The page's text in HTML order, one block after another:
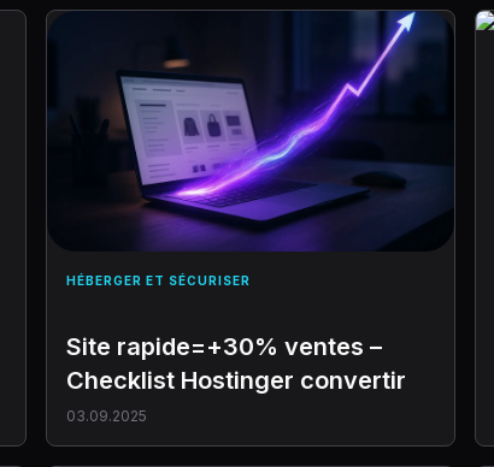
HÉBERGER ET SÉCURISER
Site rapide=+30% ventes –
Checklist Hostinger convertir
03.09.2025